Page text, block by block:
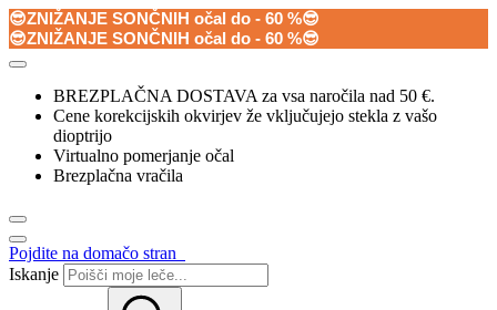
😎ZNIŽANJE SONČNIH očal do - 60 %😎
😎ZNIŽANJE SONČNIH očal do - 60 %😎
BREZPLAČNA DOSTAVA za vsa naročila nad 50 €.
Cene korekcijskih okvirjev že vključujejo stekla z vašo
dioptrijo
Virtualno pomerjanje očal
Brezplačna vračila
Pojdite na domačo stran
Iskanje